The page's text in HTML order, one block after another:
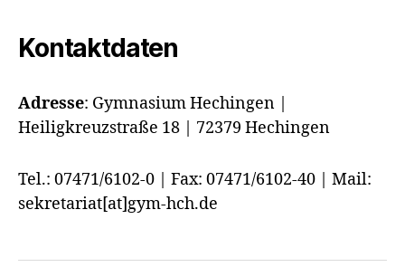
Kontaktdaten
Adresse: Gymnasium Hechingen |
Heiligkreuzstraße 18 | 72379 Hechingen
Tel.: 07471/6102-0 | Fax: 07471/6102-40 | Mail:
sekretariat[at]gym-hch.de